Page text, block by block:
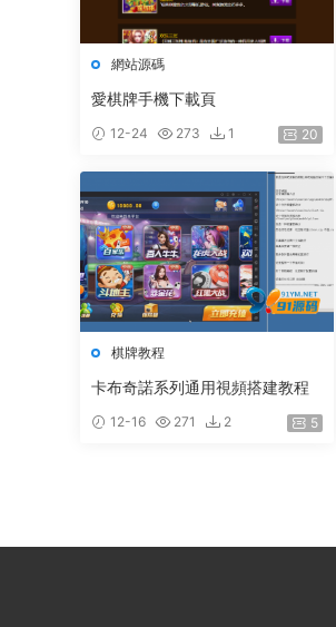
網站源碼
愛棋牌手機下載頁
12-24 273 1 20
棋牌教程
卡布奇諾系列通用視頻搭建教程
12-16 271 2 5